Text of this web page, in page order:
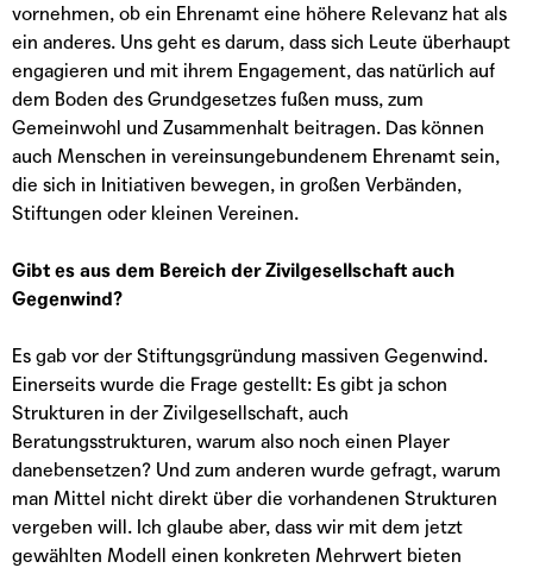
vornehmen, ob ein Ehrenamt eine höhere Relevanz hat als
ein anderes. Uns geht es darum, dass sich Leute überhaupt
engagieren und mit ihrem Engagement, das natürlich auf
dem Boden des Grundgesetzes fußen muss, zum
Gemeinwohl und Zusammenhalt beitragen. Das können
auch Menschen in vereinsungebundenem Ehrenamt sein,
die sich in Initiativen bewegen, in großen Verbänden,
Stiftungen oder kleinen Vereinen.
Gibt es aus dem Bereich der Zivilgesellschaft auch
Gegenwind?
Es gab vor der Stiftungsgründung massiven Gegenwind.
Einerseits wurde die Frage gestellt: Es gibt ja schon
Strukturen in der Zivilgesellschaft, auch
Beratungsstrukturen, warum also noch einen Player
danebensetzen? Und zum anderen wurde gefragt, warum
man Mittel nicht direkt über die vorhandenen Strukturen
vergeben will. Ich glaube aber, dass wir mit dem jetzt
gewählten Modell einen konkreten Mehrwert bieten